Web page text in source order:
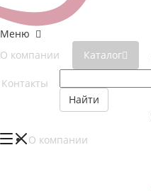
Меню
О компании
Каталог
Контакты
Найти
О компании